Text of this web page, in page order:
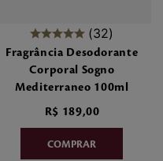
32
Fragrância Desodorante
Corporal Sogno
Mediterraneo 100ml
R$ 189,00